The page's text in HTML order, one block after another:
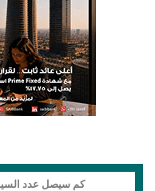
كم سيصل عدد